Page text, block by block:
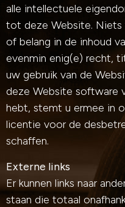
alle intellectuele
tot deze Website.
of belang in de inhoud
evenmin enig(e) recht,
uw gebruik van de
deze Website software
hebt, stemt u ermee in
licentie voor de
schaffen.
Externe links
Er kunnen links naar
staan die totaal